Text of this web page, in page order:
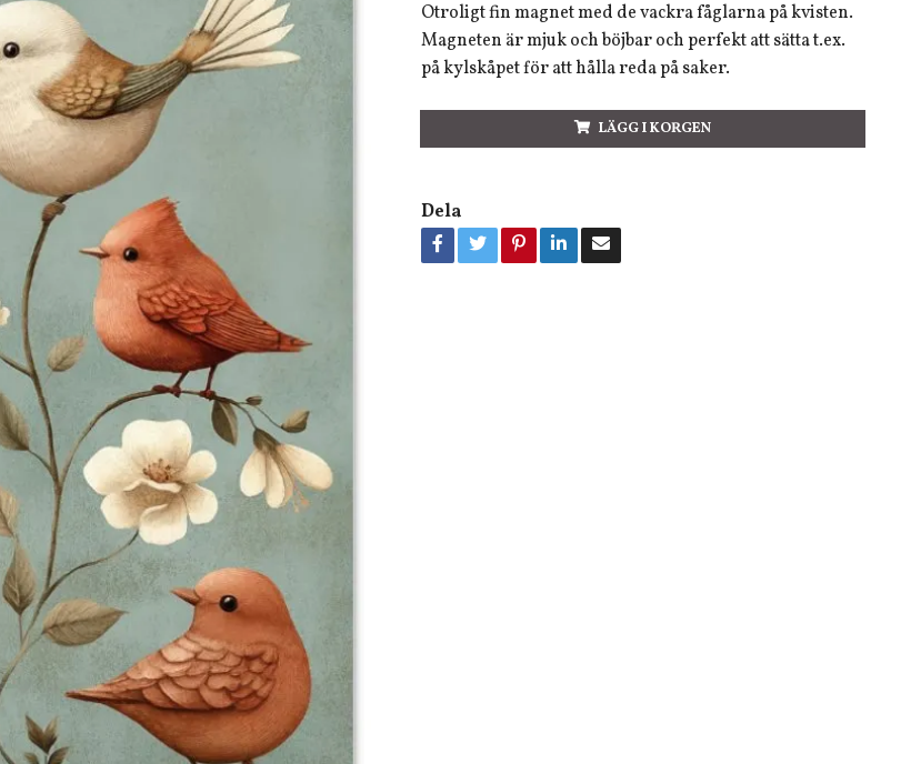
Otroligt fin magnet med de vackra fåglarna på kvisten.
Magneten är mjuk och böjbar och perfekt att sätta t.ex.
på kylskåpet för att hålla reda på saker.
LÄGG I KORGEN
Dela